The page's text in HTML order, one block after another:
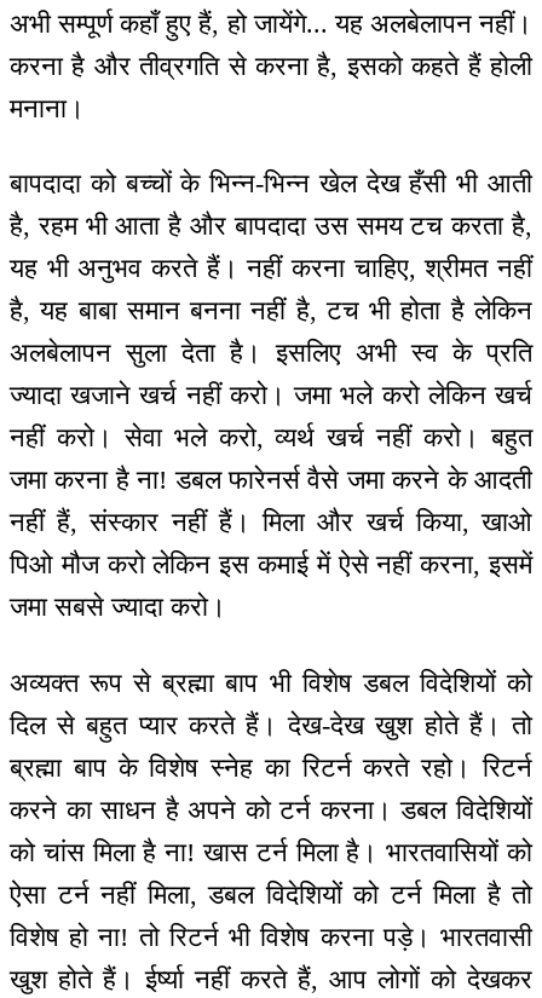
अभी सम्पूर्ण कहाँ हुए हैं, हो जायेंगे... यह अलबेलापन नहीं।
करना है और तीव्रगति से करना है, इसको कहते हैं होली
मनाना।
बापदादा को बच्चों के भिन्न-भिन्न खेल देख हँसी भी आती
है, रहम भी आता है और बापदादा उस समय टच करता है,
यह भी अनुभव करते हैं। नहीं करना चाहिए, श्रीमत नहीं
है, यह बाबा समान बनना नहीं है, टच भी होता है लेकिन
अलबेलापन सुला देता है। इसलिए अभी स्व के प्रति
ज्यादा खजाने खर्च नहीं करो। जमा भले करो लेकिन खर्च
नहीं करो। सेवा भले करो, व्यर्थ खर्च नहीं करो। बहुत
जमा करना है ना! डबल फारेनर्स वैसे जमा करने के आदती
नहीं हैं, संस्कार नहीं हैं। मिला और खर्च किया, खाओ
पिओ मौज करो लेकिन इस कमाई में ऐसे नहीं करना, इसमें
जमा सबसे ज्यादा करो।
अव्यक्त रूप से ब्रह्मा बाप भी विशेष डबल विदेशियों को
दिल से बहुत प्यार करते हैं। देख-देख खुश होते हैं। तो
ब्रह्मा बाप के विशेष स्नेह का रिटर्न करते रहो। रिटर्न
करने का साधन है अपने को टर्न करना। डबल विदेशियों
को चांस मिला है ना! खास टर्न मिला है। भारतवासियों को
ऐसा टर्न नहीं मिला, डबल विदेशियों को टर्न मिला है तो
विशेष हो ना! तो रिटर्न भी विशेष करना पड़े। भारतवासी
खुश होते हैं। ईर्ष्या नहीं करते हैं, आप लोगों को देखकर